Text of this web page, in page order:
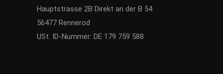
Hauptstrasse 2B Direkt an der B 54
56477 Rennerod
USt. ID-Nummer: DE 179 759 588